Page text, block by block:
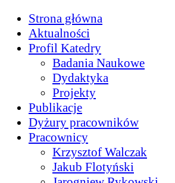
Strona główna
Aktualności
Profil Katedry
Badania Naukowe
Dydaktyka
Projekty
Publikacje
Dyżury pracowników
Pracownicy
Krzysztof Walczak
Jakub Flotyński